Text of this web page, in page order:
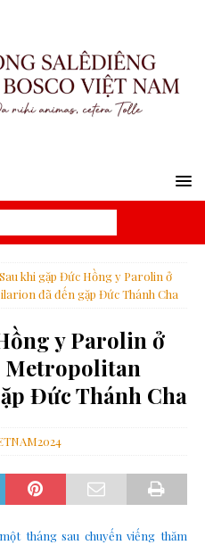
Sau khi gặp Đức Hồng y Parolin ở
đã đến gặp Đức Thánh Cha
y Parolin ở
Metropolitan
Đức Thánh Cha
tháng sau chuyến viếng thăm